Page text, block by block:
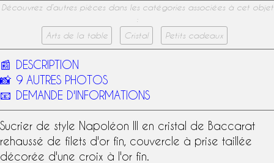
Découvrez d’autres pièces dans les catégories associées à cet objet
:
Arts de la table
Cristal Petits cadeaux
📰 DESCRIPTION
📸 9 AUTRES PHOTOS
📧 DEMANDE D'INFORMATIONS
Sucrier de style Napoléon III en cristal de Baccarat
rehaussé de filets d'or fin, couvercle à prise taillée
décorée d'une croix à l'or fin.